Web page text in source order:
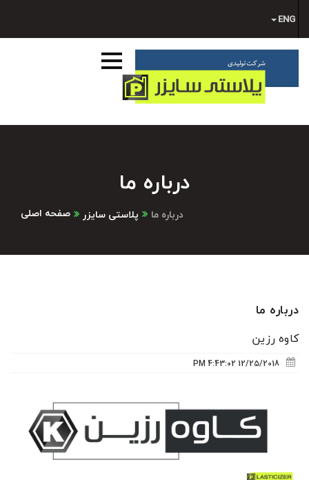
ENG
درباره ما
صفحه اصلی پلاستی سایزر درباره ما
درباره ما
کاوه رزین
12/25/2018 4:43:02 PM